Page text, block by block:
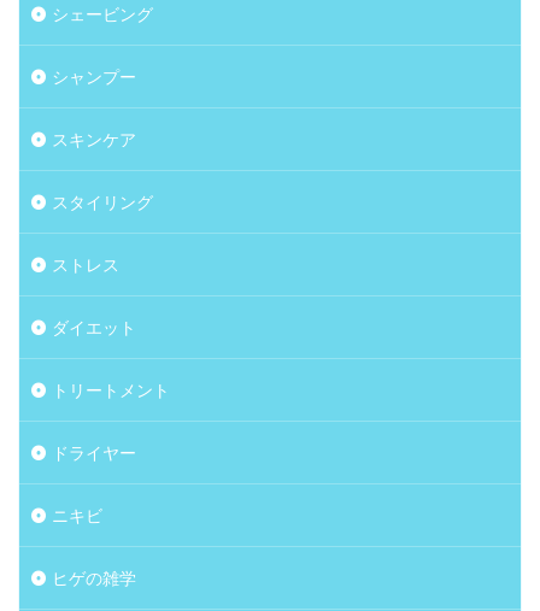
シェービング
シャンプー
スキンケア
スタイリング
ストレス
ダイエット
トリートメント
ドライヤー
ニキビ
ヒゲの雑学